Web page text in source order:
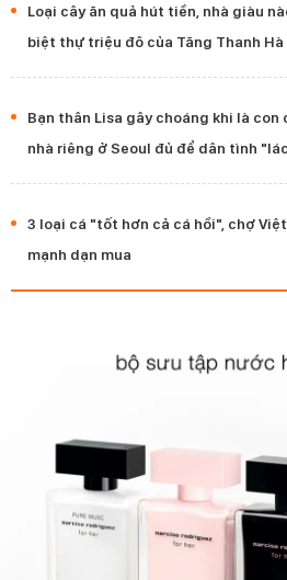
Loại cây ăn quả hút tiền, nhà giàu
biệt thự triệu đô của Tăng Thanh
Bạn thân Lisa gây choáng khi là con
nhà riêng ở Seoul đủ để dân tình
3 loại cá "tốt hơn cả cá hồi", chợ
mạnh dạn mua